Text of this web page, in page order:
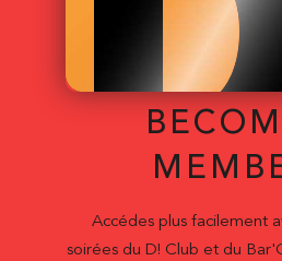
Accédes plus facilement
soirées du D! Club et du